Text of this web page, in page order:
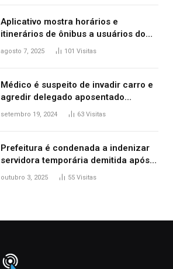
Aplicativo mostra horários e
itinerários de ônibus a usuários do
transporte público de Palmas; confira
agosto 7, 2025 101 Visitas
Médico é suspeito de invadir carro e
agredir delegado aposentado
durante confusão no trânsito
setembro 19, 2024 63 Visitas
Prefeitura é condenada a indenizar
servidora temporária demitida após
nascimento da filha
outubro 3, 2025 55 Visitas